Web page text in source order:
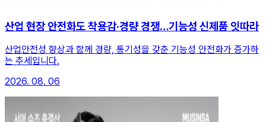
산업 현장 안전화도 착용감·경량 경쟁…기능성 신제품 잇따라
산업안전성 향상과 함께 경량, 통기성을 갖춘 기능성 안전화가 증가하
는 추세입니다.
2026. 08. 06